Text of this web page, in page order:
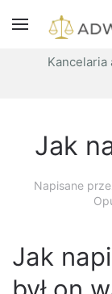
Kancelaria
Jak
Napisane
Jak